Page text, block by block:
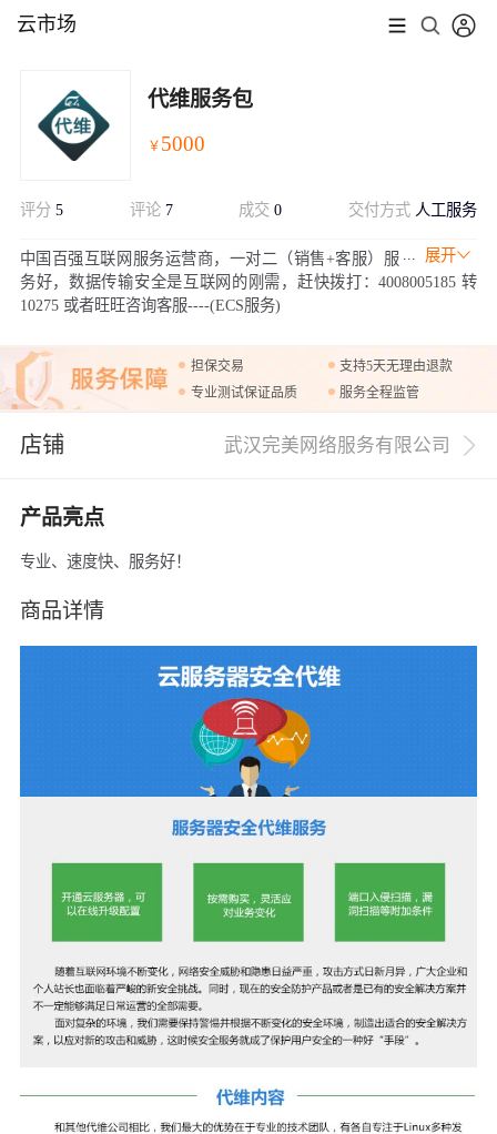
云市场
代维服务包
￥ 5000
评分 5 评论 7 成交0 交付方式 人工服务
展开
中国百强互联网服务运营商，一对二（销售+客服）服
务好，数据传输安全是互联网的刚需，赶快拨打：4008005185 转
10275 或者旺旺咨询客服----(ECS服务)
担保交易
支持5天无理由退款
专业测试保证品质
服务全程监管
店铺 武汉完美网络服务有限公司
产品亮点
专业、速度快、服务好！
商品详情